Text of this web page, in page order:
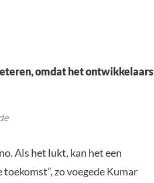
omdat het ontwikkelaars
Als het lukt, kan het een
zo voegede Kumar